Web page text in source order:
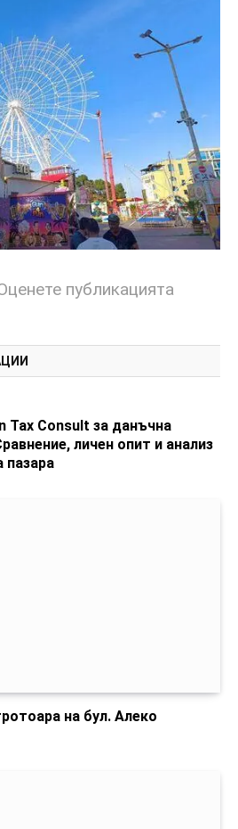
публикацията
Tax Consult за данъчна
личен опит и анализ
пазара
на бул. Алеко